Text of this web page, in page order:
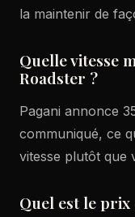
la maintenir de
Quelle vitesse
Roadster ?
Pagani annonce
communiqué, ce
vitesse plutôt que
Quel est le prix